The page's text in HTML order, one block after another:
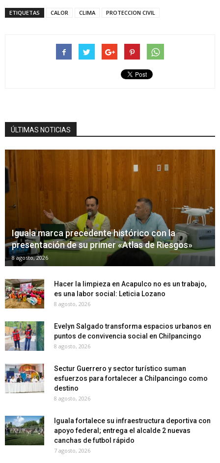
ETIQUETAS CALOR CLIMA PROTECCION CIVIL
ÚLTIMAS NOTICIAS
Iguala marca precedente histórico con la
presentación de su primer «Atlas de Riesgos»
8 agosto, 2026
Hacer la limpieza en Acapulco no es un trabajo,
es una labor social: Leticia Lozano
8 agosto, 2026
Evelyn Salgado transforma espacios urbanos en
puntos de convivencia social en Chilpancingo
8 agosto, 2026
Sectur Guerrero y sector turístico suman
esfuerzos para fortalecer a Chilpancingo como
destino
8 agosto, 2026
Iguala fortalece su infraestructura deportiva con
apoyo federal; entrega el alcalde 2 nuevas
canchas de futbol rápido
7 agosto, 2026